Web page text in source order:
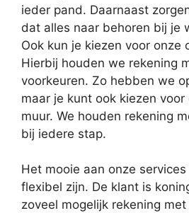
ieder pand. Daarnaast
dat alles naar behoren bij je
Ook kun je kiezen voor onze
Hierbij houden we rekening
voorkeuren. Zo hebben we
maar je kunt ook kiezen
muur. We houden rekening
bij iedere stap.
Het mooie aan onze
flexibel zijn. De klant is
zoveel mogelijk rekening